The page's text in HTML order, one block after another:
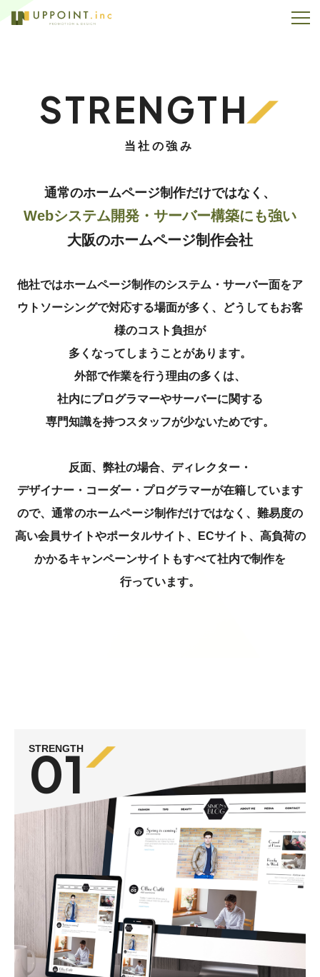
STRENGTH
当社の強み
通常のホームページ制作だけではなく、
Webシステム開発・ サーバー構築にも強い
大阪のホームページ制作会社
他社ではホームページ制作のシステム・サーバー面をア
ウトソーシングで対応する場面が多く、
どうしてもお客
様のコスト負担が
多くなってしまうことがあります。
外部で作業を行う理由の多くは、
社内にプログラマーやサーバーに関する
専門知識を持つスタッフが少ないためです。
反面、弊社の場合、ディレクター・
デザイナー・コーダー・プログラマーが在籍しています
ので、 通常のホームページ制作だけではなく、難易度の
高い会員サイトやポータルサイト、
ECサイト、高負荷の
かかるキャンペーンサイトもすべて社内で制作を
行っています。
STRENGTH
01